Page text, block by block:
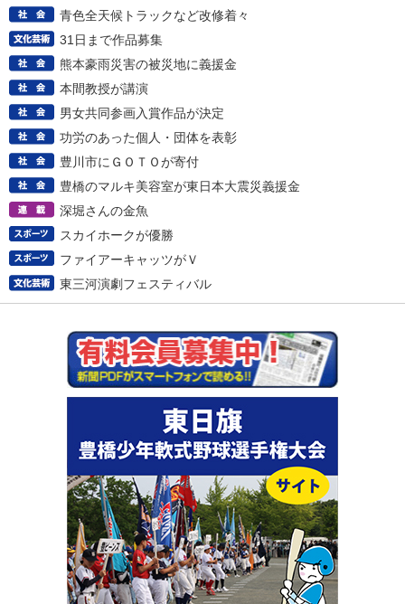
青色全天候トラックなど改修着々
31日まで作品募集
熊本豪雨災害の被災地に義援金
本間教授が講演
男女共同参画入賞作品が決定
功労のあった個人・団体を表彰
豊川市にＧＯＴＯが寄付
豊橋のマルキ美容室が東日本大震災義援金
深堀さんの金魚
スカイホークが優勝
ファイアーキャッツがＶ
東三河演劇フェスティバル